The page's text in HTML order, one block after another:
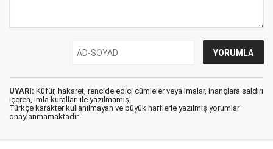
UYARI: Küfür, hakaret, rencide edici cümleler veya imalar, inançlara saldırı
içeren, imla kuralları ile yazılmamış,
Türkçe karakter kullanılmayan ve büyük harflerle yazılmış yorumlar
onaylanmamaktadır.